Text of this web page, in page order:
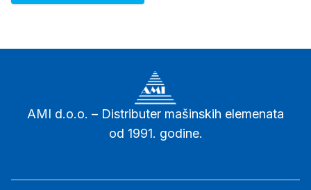
AMI d.o.o. – Distributer mašinskih elemenata
od 1991. godine.